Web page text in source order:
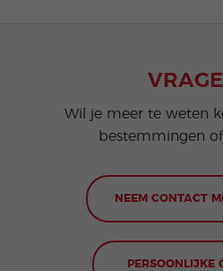
Wil je meer te weten
bestemmingen of
NEEM CONTACT
PERSOONLIJKE